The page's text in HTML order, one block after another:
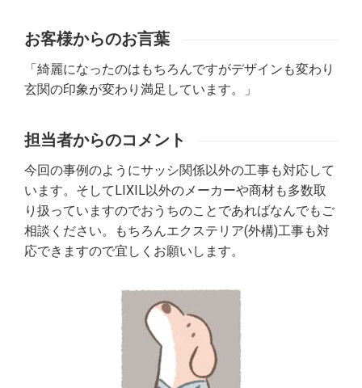
お客様からのお言葉
「綺麗になったのはもちろんですがデザインも変わり
玄関の印象が変わり満足しています。」
担当者からのコメント
今回の事例のようにサッシ関係以外の工事も対応して
います。そしてLIXIL以外のメーカーや商材も多数取
り扱っていますのでおうちのことであればなんでもご
相談ください。もちろんエクステリア(外構)工事も対
応できますので宜しくお願いします。